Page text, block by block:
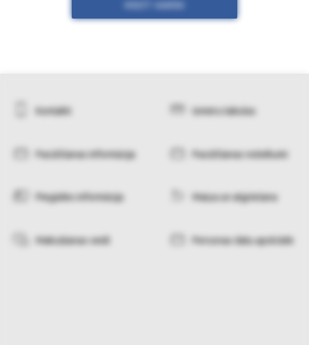
Kontakti Izmēru tabulas
Pasūtīšanas informācija Pasūtīšanas noteikumi
Piegādes informācija Maiņa un atgriešana
Maksāšanas veidi Personas datu apstrāde